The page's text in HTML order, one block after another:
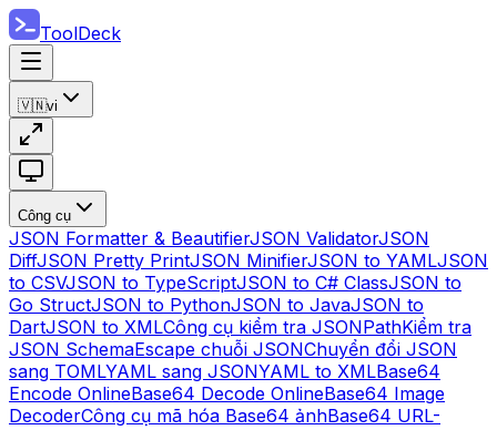
ToolDeck
🇻🇳vi
Công cụ
JSON Formatter & BeautifierJSON ValidatorJSON
DiffJSON Pretty PrintJSON MinifierJSON to YAMLJSON
to CSVJSON to TypeScriptJSON to C# ClassJSON to
Go StructJSON to PythonJSON to JavaJSON to
DartJSON to XMLCông cụ kiểm tra JSONPathKiểm tra
JSON SchemaEscape chuỗi JSONChuyển đổi JSON
sang TOMLYAML sang JSONYAML to XMLBase64
Encode OnlineBase64 Decode OnlineBase64 Image
DecoderCông cụ mã hóa Base64 ảnhBase64 URL-